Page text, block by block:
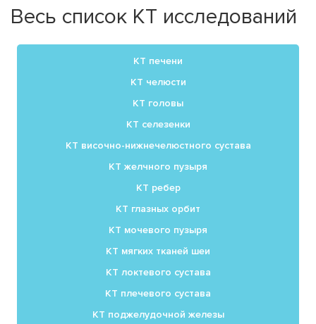
Весь список КТ исследований
КТ печени
КТ челюсти
КТ головы
КТ селезенки
КТ височно-нижнечелюстного сустава
КТ желчного пузыря
КТ ребер
КТ глазных орбит
КТ мочевого пузыря
КТ мягких тканей шеи
КТ локтевого сустава
КТ плечевого сустава
КТ поджелудочной железы